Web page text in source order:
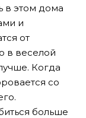
в этом дома
и
от
в веселой
Когда
со
больше